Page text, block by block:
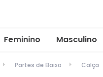
Feminino Masculino
Partes de Baixo Calça